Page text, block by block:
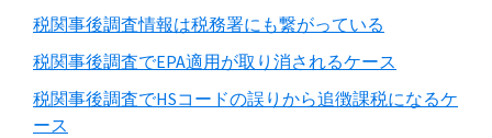
税関事後調査情報は税務署にも繋がっている
税関事後調査でEPA適用が取り消されるケース
税関事後調査でHSコードの誤りから追徴課税になるケ
ース